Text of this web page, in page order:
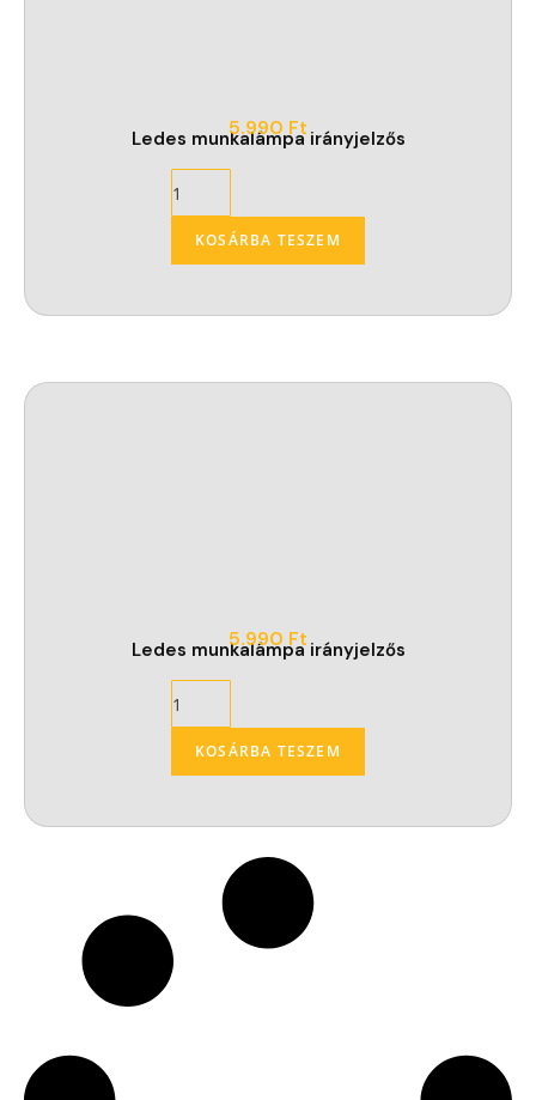
Ledes munkalámpa irányjelzős
5.990 Ft
KOSÁRBA TESZEM
Ledes munkalámpa irányjelzős
5.990 Ft
KOSÁRBA TESZEM